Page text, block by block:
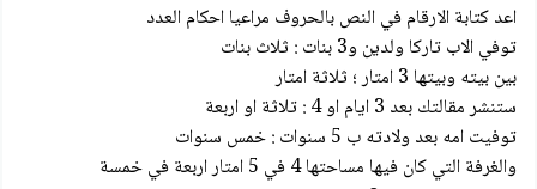
اعد كتابة الارقام في النص بالحروف مراعيا احكام العدد
توفي الاب تاركا ولدين و3 بنات : ثلاث بنات
بين بيته وبيتها 3 امتار ؛ ثلاثة امتار
ستنشر مقالتك بعد 3 ايام او 4 : تلاثة او اربعة
توفيت امه بعد ولادته ب 5 سنوات : خمس سنوات
والغرفة التي كان فيها مساحتها 4 في 5 امتار اربعة في خمسة